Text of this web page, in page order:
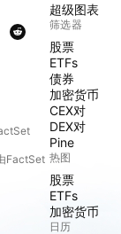
FactSet
超级图表
筛选器
股票
ETFs
债券
加密货币
CEX对
DEX对
Pine
热图
股票
ETFs
加密货币
日历